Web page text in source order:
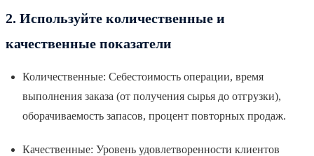
2. Используйте количественные и
качественные показатели
Количественные: Себестоимость операции, время
выполнения заказа (от получения сырья до отгрузки),
оборачиваемость запасов, процент повторных продаж.
Качественные: Уровень удовлетворенности клиентов